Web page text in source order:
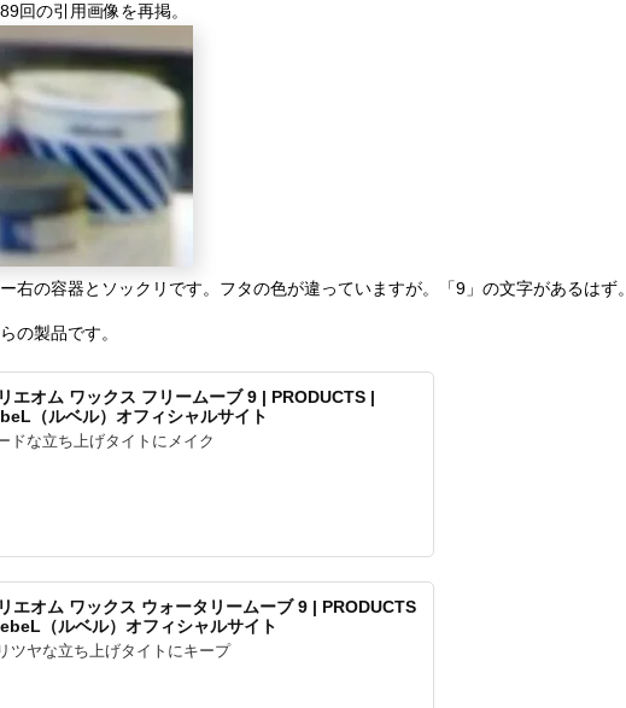
回の引用画像を再掲。
右の容器とソックリです。フタの色が違っていますが。「9」の文字があるはず。
の製品です。
エオム ワックス フリームーブ 9 | PRODUCTS |
（ルベル）オフィシャルサイト
ドな立ち上げタイトにメイク
エオム ワックス ウォータリームーブ 9 | PRODUCTS
（ルベル）オフィシャルサイト
ツヤな立ち上げタイトにキープ